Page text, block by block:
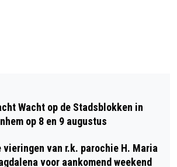
WIL FOTO'S VAN
’T HUUKSKE OP 16 MEI
NIEUW LEVEN
Wacht op de Stadsblokken in
op 8 en 9 augustus
vieringen van r.k. parochie H. Maria
voor aankomend weekend